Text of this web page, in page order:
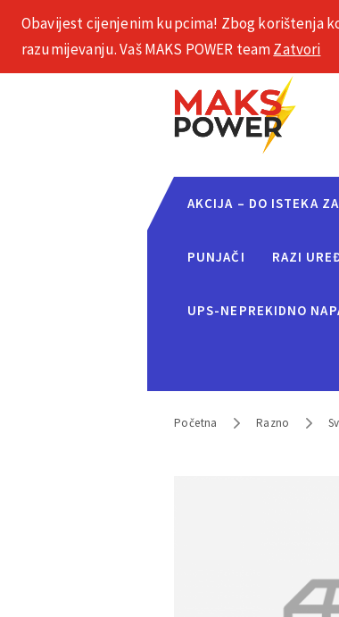
+385 1 2002 575
AKCIJA – DO ISTEKA
PUNJAČI RAZI
UPS-NEPREKIDNO
Početna Razno
Obavijest cijenjenim kupcima! Zbog korištenja
razumijevanju. Vaš MAKS POWER teamZatvori